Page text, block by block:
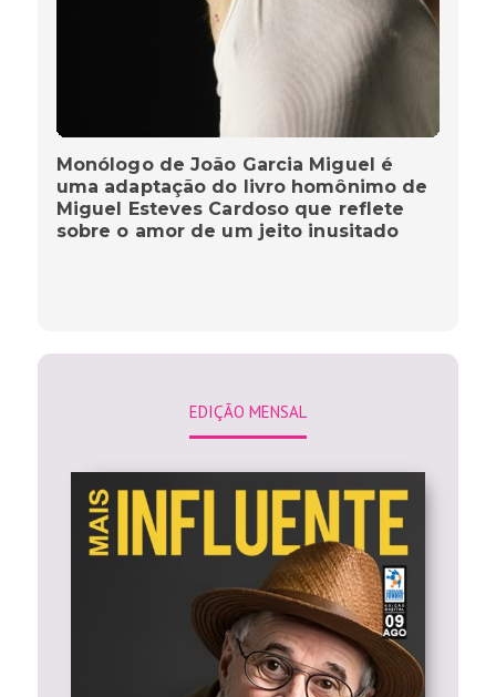
Monólogo de João Garcia Miguel é
uma adaptação do livro homônimo de
Miguel Esteves Cardoso que reflete
sobre o amor de um jeito inusitado
EDIÇÃO MENSAL